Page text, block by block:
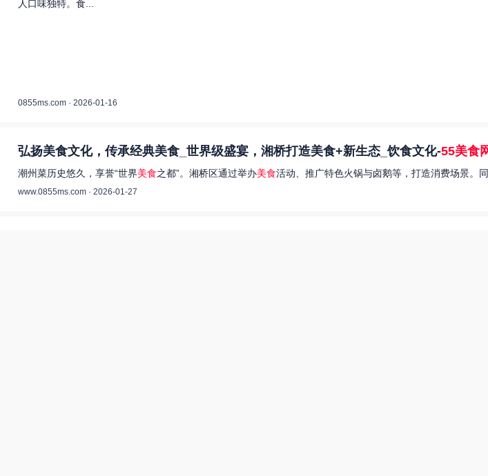
人口味独特。食...
0855ms.com · 2026-01-16
弘扬美食文化，传承经典美食_世界级盛宴，湘桥打造美食+新生态_饮食文化-55美食
潮州菜历史悠久，享誉“世界美食之都”。湘桥区通过举办美食活动、推广特色火锅与卤鹅等，打造消费场景。
www.0855ms.com · 2026-01-27